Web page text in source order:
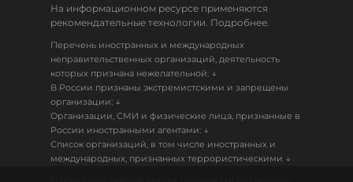
На информационном ресурсе применяются
рекомендательные технологии. Подробнее.
Перечень иностранных и международных
неправительственных организаций, деятельность
которых признана нежелательной: ↓
В России признаны экстремистскими и запрещены
организации: ↓
Организации, СМИ и физические лица, признанные в
России иностранными агентами: ↓
Список организаций, в том числе иностранных и
международных, признанных террористическими ↓